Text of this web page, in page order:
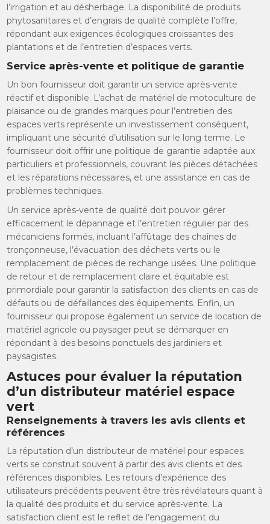
l’irrigation et au désherbage. La disponibilité de produits
phytosanitaires et d’engrais de qualité complète l’offre,
répondant aux exigences écologiques croissantes des
plantations et de l’entretien d’espaces verts.
Service après-vente et politique de garantie
Un bon fournisseur doit garantir un service après-vente
réactif et disponible. L’achat de matériel de motoculture de
plaisance ou de grandes marques pour l’entretien des
espaces verts représente un investissement conséquent,
impliquant une sécurité d’utilisation sur le long terme. Le
fournisseur doit offrir une politique de garantie adaptée aux
particuliers et professionnels, couvrant les pièces détachées
et les réparations nécessaires, et une assistance en cas de
problèmes techniques.
Un service après-vente de qualité doit pouvoir gérer
efficacement le dépannage et l’entretien régulier par des
mécaniciens formés, incluant l’affûtage des chaînes de
tronçonneuse, l’évacuation des déchets verts ou le
remplacement de pièces de rechange usées. Une politique
de retour et de remplacement claire et équitable est
primordiale pour garantir la satisfaction des clients en cas de
défauts ou de défaillances des équipements. Enfin, un
fournisseur qui propose également un service de location de
matériel agricole ou paysager peut se démarquer en
répondant à des besoins ponctuels des jardiniers et
paysagistes.
Astuces pour évaluer la réputation
d’un distributeur matériel espace
vert
Renseignements à travers les avis clients et
références
La réputation d’un distributeur de matériel pour espaces
verts se construit souvent à partir des avis clients et des
références disponibles. Les retours d’expérience des
utilisateurs précédents peuvent être très révélateurs quant à
la qualité des produits et du service après-vente. La
satisfaction client est le reflet de l’engagement du